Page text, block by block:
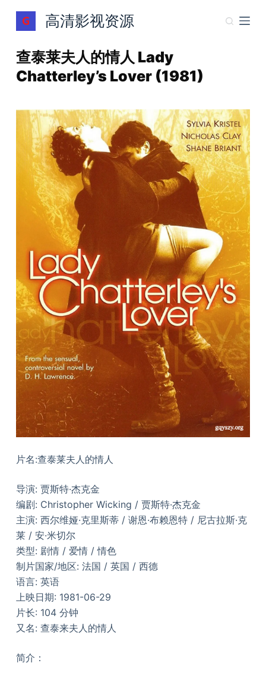
跳
过
容
高清影视资源
查泰莱夫人的情人 Lady
Chatterley’s Lover (1981)
片名:查泰莱夫人的情人
导演: 贾斯特·杰克金
编剧: Christopher Wicking / 贾斯特·杰克金
主演: 西尔维娅·克里斯蒂 / 谢恩·布赖恩特 / 尼古拉斯·克
莱 / 安·米切尔
类型: 剧情 / 爱情 / 情色
制片国家/地区: 法国 / 英国 / 西德
语言: 英语
上映日期: 1981-06-29
片长: 104 分钟
又名: 查泰来夫人的情人
简介：